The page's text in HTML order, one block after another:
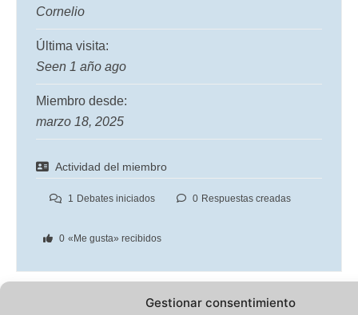
Gestionar consentimiento
Cornelio
Última visita:
Seen 1 año ago
Miembro desde:
marzo 18, 2025
Actividad del miembro
1 Debates iniciados 0 Respuestas creadas
0 «Me gusta» recibidos